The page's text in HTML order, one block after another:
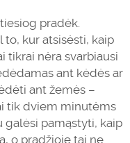
pradėk.
kur atsisėsti, kaip
tikrai nėra svarbiausi
ant kėdės ar
ant žemės –
tik dviem minutėms
galėsi pamąstyti, kaip
o pradžioje tai ne